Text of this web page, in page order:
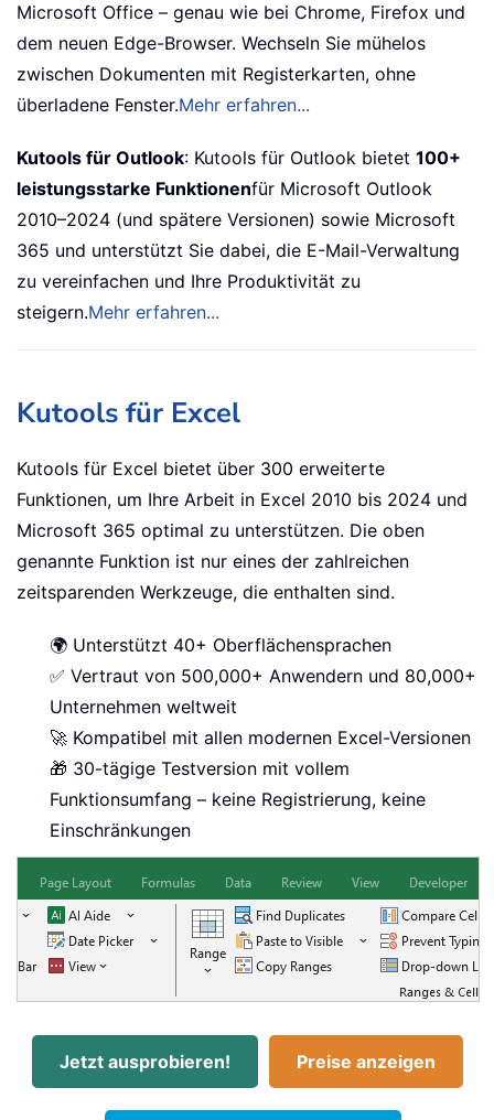
Microsoft Office – genau wie bei Chrome, Firefox und
dem neuen Edge-Browser. Wechseln Sie mühelos
zwischen Dokumenten mit Registerkarten, ohne
überladene Fenster.Mehr erfahren...
Kutools für Outlook: Kutools für Outlook bietet 100+
leistungsstarke Funktionenfür Microsoft Outlook
2010–2024 (und spätere Versionen) sowie Microsoft
365 und unterstützt Sie dabei, die E-Mail-Verwaltung
zu vereinfachen und Ihre Produktivität zu
steigern.Mehr erfahren...
Kutools für Excel
Kutools für Excel bietet über 300 erweiterte
Funktionen, um Ihre Arbeit in Excel 2010 bis 2024 und
Microsoft 365 optimal zu unterstützen. Die oben
genannte Funktion ist nur eines der zahlreichen
zeitsparenden Werkzeuge, die enthalten sind.
🌍 Unterstützt 40+ Oberflächensprachen
✅ Vertraut von 500,000+ Anwendern und 80,000+
Unternehmen weltweit
🚀 Kompatibel mit allen modernen Excel-Versionen
🎁 30-tägige Testversion mit vollem
Funktionsumfang – keine Registrierung, keine
Einschränkungen
Jetzt ausprobieren! Preise anzeigen